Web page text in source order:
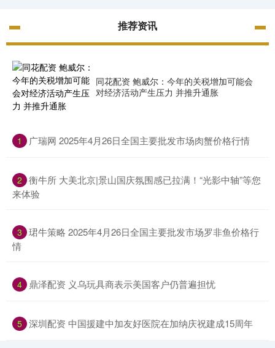
推荐资讯
同花配资 鲍威尔：今年的关税增加可能会
对经济活动产生压力 并推升通胀
1 ​广瑞网 2025年4月26日全国主要批发市场肉蟹价格行情
2 ​衡牛所 大美北京|景山国庆氛围感已拉满！“光影中轴”等您
来体验
3 ​珺牛策略 2025年4月26日全国主要批发市场罗非鱼价格行
情
4 ​鼎泽配资 义乌玩具商表示美国客户仍普遍担忧
5 ​深圳配资 中国援建中加友好医院在加纳庆祝建成15周年